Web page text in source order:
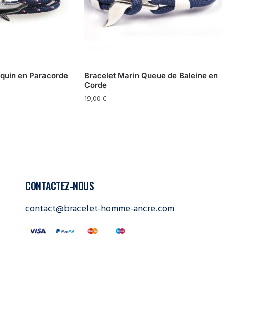
en Paracorde
Bracelet Marin Queue de Baleine en
Corde
19,00€
CONTACTEZ-NOUS
contact@bracelet-homme-ancre.com